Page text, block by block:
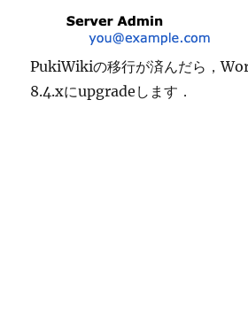
PukiWikiの移行が済んだら，
8.4.xにupgradeします．